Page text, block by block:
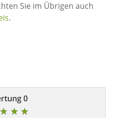
.
0 Bewertung
★
★
★